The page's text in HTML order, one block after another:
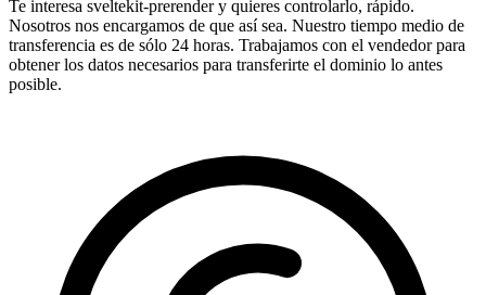
Te interesa sveltekit-prerender y quieres controlarlo, rápido.
Nosotros nos encargamos de que así sea. Nuestro tiempo medio de
transferencia es de sólo 24 horas. Trabajamos con el vendedor para
obtener los datos necesarios para transferirte el dominio lo antes
posible.